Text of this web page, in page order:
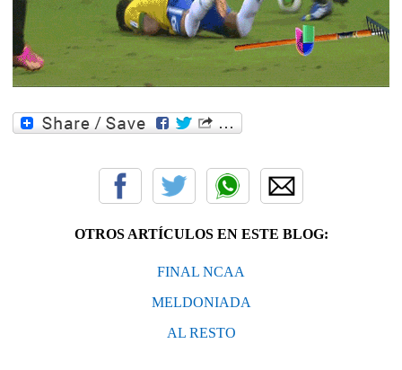
OTROS ARTÍCULOS EN ESTE BLOG:
FINAL NCAA
MELDONIADA
AL RESTO